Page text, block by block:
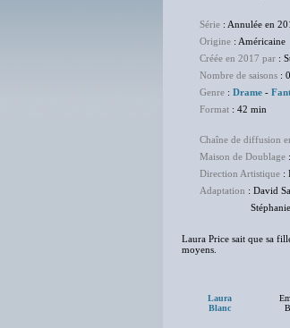
Série : Annulée en
Origine : Américaine
Créée en 2017 par :
Nombre de saisons :
Genre : Drame -
Format : 42 min
Chaîne de diffusion
Maison de Doublage
Direction Artistique :
Adaptation : David
Laura Price sait que sa
moyens.
Laura
Blanc